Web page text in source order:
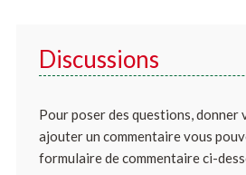
Discussions
Pour poser des questions,
ajouter un commentaire vous
formulaire de commentaire ci-